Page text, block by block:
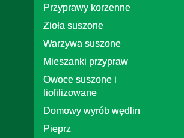
Przyprawy korzenne
Zioła suszone
Warzywa suszone
Mieszanki przypraw
Owoce suszone i
liofilizowane
Domowy wyrób wędlin
Pieprz